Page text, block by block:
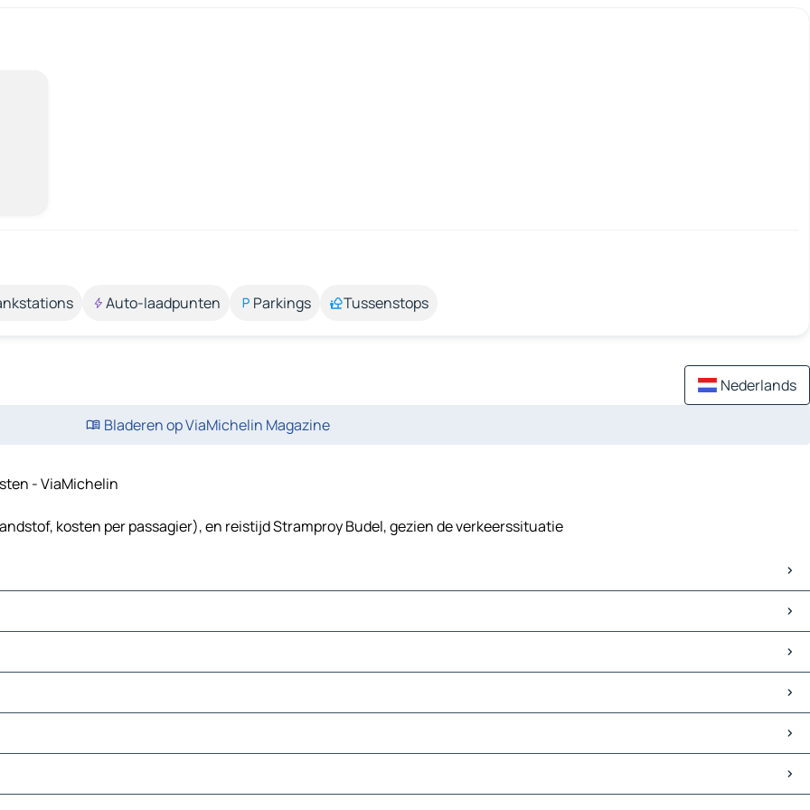
Auto-laadpunten Parkings Tussenstops
Nederlands
Bladeren op ViaMichelin Magazine
- ViaMichelin
kosten per passagier), en reistijd Stramproy Budel, gezien de verkeerssituatie